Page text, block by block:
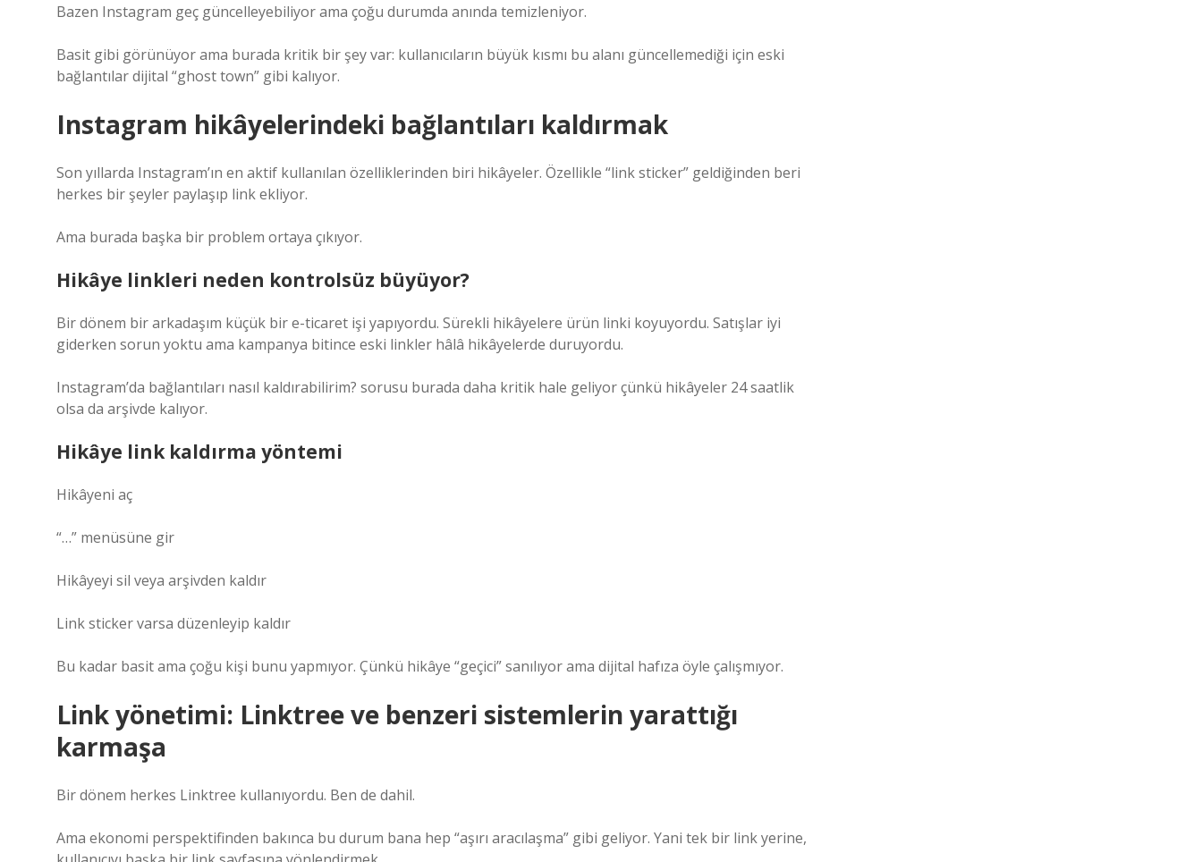
Bazen Instagram geç güncelleyebiliyor ama çoğu durumda anında temizleniyor.
Basit gibi görünüyor ama burada kritik bir şey var: kullanıcıların büyük kısmı bu alanı güncellemediği için eski
bağlantılar dijital “ghost town” gibi kalıyor.
Instagram hikâyelerindeki bağlantıları kaldırmak
Son yıllarda Instagram’ın en aktif kullanılan özelliklerinden biri hikâyeler. Özellikle “link sticker” geldiğinden beri
herkes bir şeyler paylaşıp link ekliyor.
Ama burada başka bir problem ortaya çıkıyor.
Hikâye linkleri neden kontrolsüz büyüyor?
Bir dönem bir arkadaşım küçük bir e-ticaret işi yapıyordu. Sürekli hikâyelere ürün linki koyuyordu. Satışlar iyi
giderken sorun yoktu ama kampanya bitince eski linkler hâlâ hikâyelerde duruyordu.
Instagram’da bağlantıları nasıl kaldırabilirim? sorusu burada daha kritik hale geliyor çünkü hikâyeler 24 saatlik
olsa da arşivde kalıyor.
Hikâye link kaldırma yöntemi
Hikâyeni aç
“…” menüsüne gir
Hikâyeyi sil veya arşivden kaldır
Link sticker varsa düzenleyip kaldır
Bu kadar basit ama çoğu kişi bunu yapmıyor. Çünkü hikâye “geçici” sanılıyor ama dijital hafıza öyle çalışmıyor.
Link yönetimi: Linktree ve benzeri sistemlerin yarattığı
karmaşa
Bir dönem herkes Linktree kullanıyordu. Ben de dahil.
Ama ekonomi perspektifinden bakınca bu durum bana hep “aşırı aracılaşma” gibi geliyor. Yani tek bir link yerine,